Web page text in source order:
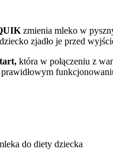
zmienia mleko w
zjadło je przed
która w połączeniu z
do diety dziecka